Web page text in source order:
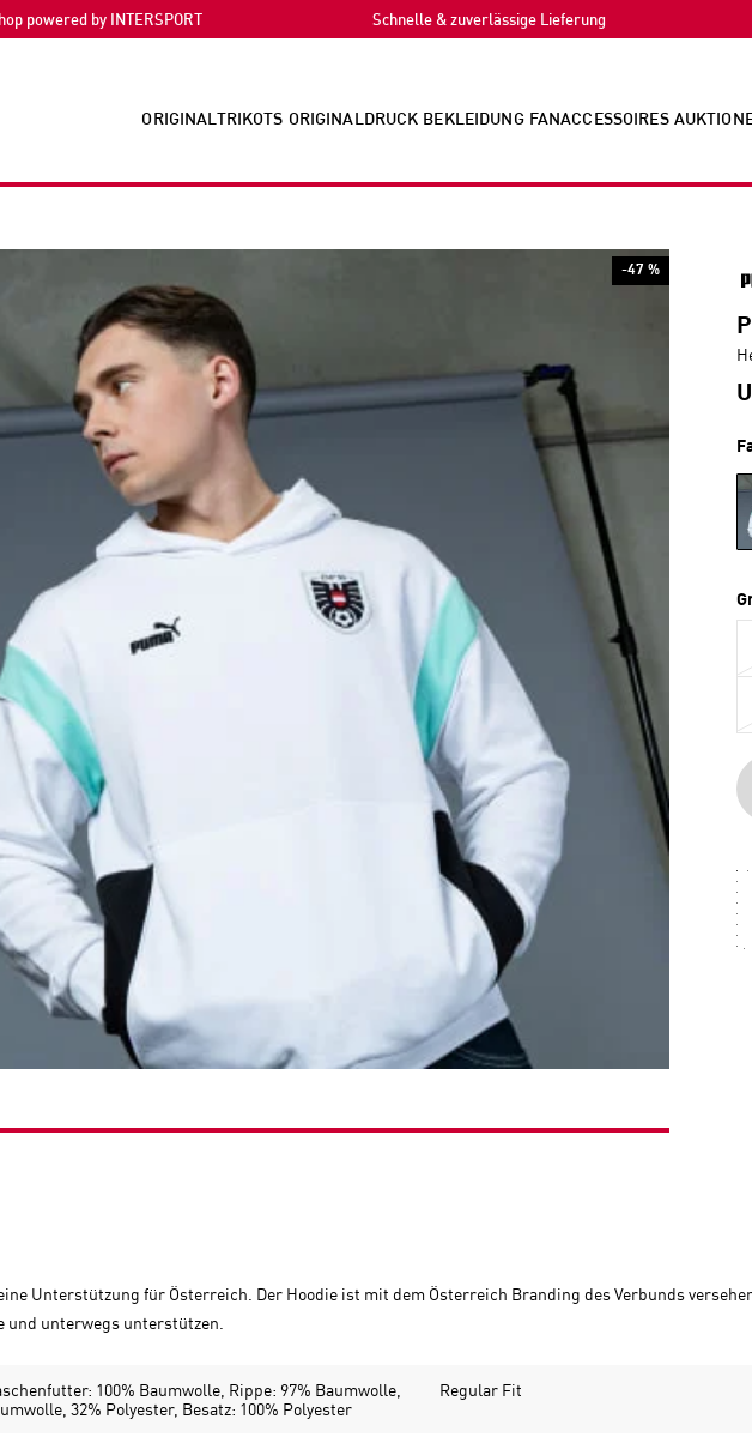
powered by INTERSPORT Schnelle & zuverlässige Lieferung
ORIGINALTRIKOTS ORIGINALDRUCK BEKLEIDUNG FANACCESSOIRES
-47 %
Unterstützung für Österreich. Der Hoodie ist mit dem Österreich Branding des Verbunds
und unterwegs unterstützen.
100% Baumwolle, Rippe: 97% Baumwolle,
32% Polyester, Besatz: 100% Polyester
Regular Fit